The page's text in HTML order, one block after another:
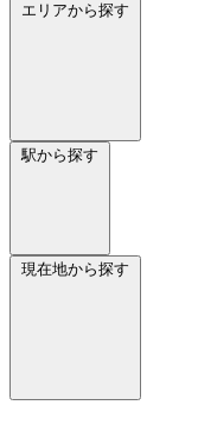
エリアから探す
駅から探す
現在地から探す